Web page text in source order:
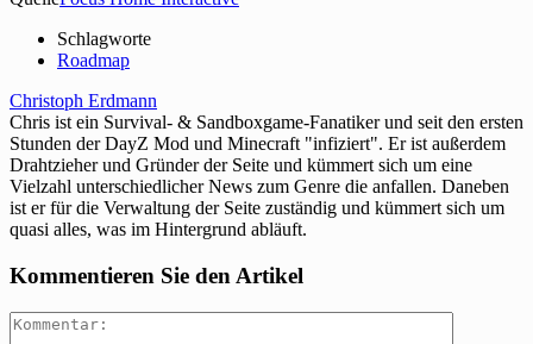
Schlagworte
Roadmap
Christoph Erdmann
Chris ist ein Survival- & Sandboxgame-Fanatiker und seit den ersten
Stunden der DayZ Mod und Minecraft "infiziert". Er ist außerdem
Drahtzieher und Gründer der Seite und kümmert sich um eine
Vielzahl unterschiedlicher News zum Genre die anfallen. Daneben
ist er für die Verwaltung der Seite zuständig und kümmert sich um
quasi alles, was im Hintergrund abläuft.
Kommentieren Sie den Artikel